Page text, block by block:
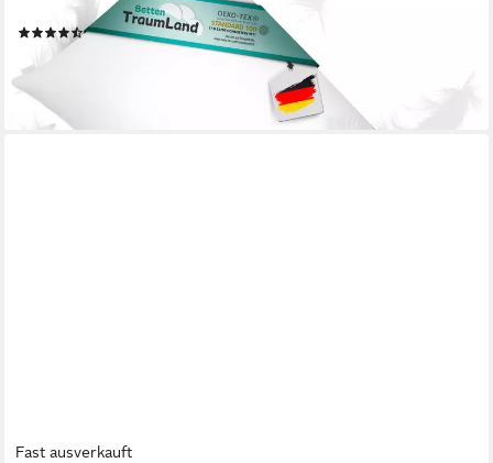
Rückenposition, weiches Liegegefühl, keine piksen
(11)
ab 29,90 €
-40%
lieferbar - in 3-4 Werktagen bei dir
Fast ausverkauft